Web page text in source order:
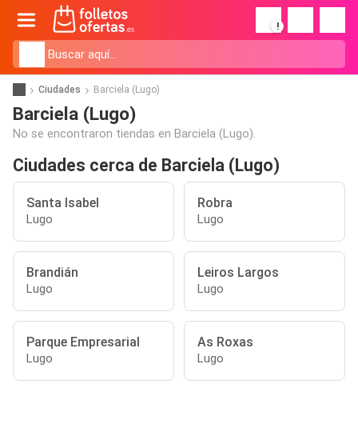
!
Ciudades Barciela (Lugo)
Barciela (Lugo)
No se encontraron tiendas en Barciela (Lugo).
Ciudades cerca de Barciela (Lugo)
Santa Isabel
Lugo
Robra
Lugo
Brandián
Lugo
Leiros Largos
Lugo
Parque Empresarial
Lugo
As Roxas
Lugo